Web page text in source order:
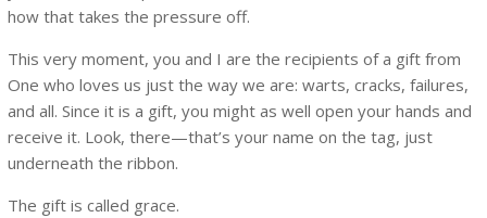
how that takes the pressure off.
This very moment, you and I are the recipients of a gift from
One who loves us just the way we are: warts, cracks, failures,
and all. Since it is a gift, you might as well open your hands and
receive it. Look, there—that’s your name on the tag, just
underneath the ribbon.
The gift is called grace.